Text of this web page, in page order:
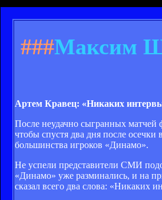
###Максим
Артем Кравец: «Никаких
После неудачно сыгранных матчей
чтобы спустя два дня после
большинства игроков «Динамо».
Не успели представители СМИ
«Динамо» уже разминались, и на
сказал всего два слова: «Никаких